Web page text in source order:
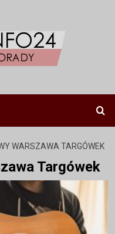
WARSZAWA TARGÓWEK
Targówek